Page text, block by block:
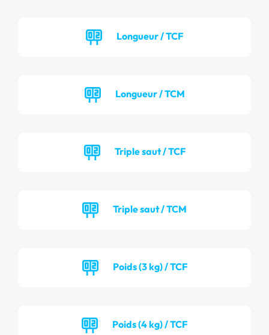
Longueur / TCF
Longueur / TCM
Triple saut / TCF
Triple saut / TCM
Poids (3 kg) / TCF
Poids (4 kg) / TCF